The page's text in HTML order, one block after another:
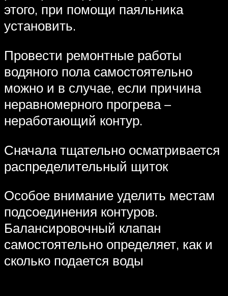
этого, при помощи паяльника
установить.
Провести ремонтные работы
водяного пола самостоятельно
можно и в случае, если причина
неравномерного прогрева –
неработающий контур.
Сначала тщательно осматривается
распределительный щиток
Особое внимание уделить местам
подсоединения контуров.
Балансировочный клапан
самостоятельно определяет, как и
сколько подается воды